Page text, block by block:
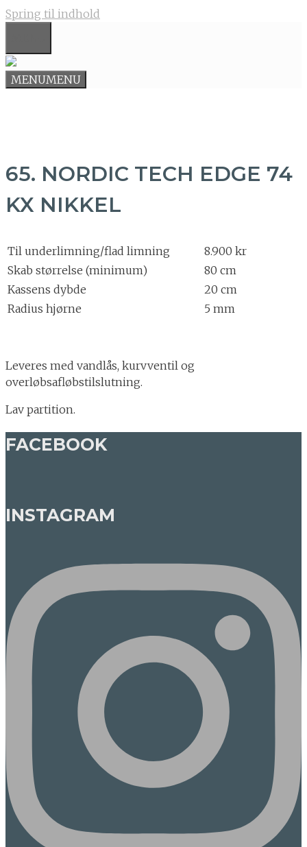
Spring til indhold
MENUMENU
65. NORDIC TECH EDGE 74
KX NIKKEL
Til underlimning/flad limning
8.900 kr
Skab størrelse (minimum)
80 cm
Kassens dybde
20 cm
Radius hjørne
5 mm
Leveres med vandlås, kurvventil og
overløbsafløbstilslutning.
Lav partition.
FACEBOOK
INSTAGRAM